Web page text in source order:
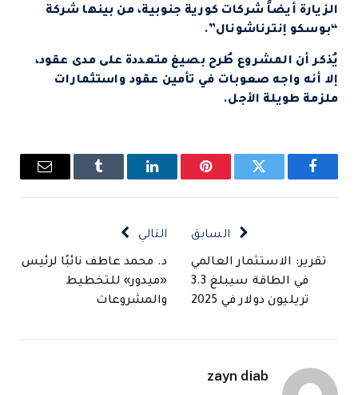
الزيارة أيضاً شركات كورية جنوبية، من بينها شركة
“بوسكو إنترناشونال”.
يُذكر أن المشروع طُرح بصيغ متعددة على مدى عقود،
إلا أنه واجه صعوبات في تأمين عقود واستثمارات
ملزمة طويلة الأجل.
فيسبوك تويتر بينتيريستلينكدإن Tumblr
البريد
السابق
تقرير: الاستثمار العالمي
في الطاقة سيبلغ 3.3
تريليون دولار في 2025
التالي
د. محمد عاطف نائبًا لرئيس
«ميدور» للتخطيط
والمشروعات
zayn diab